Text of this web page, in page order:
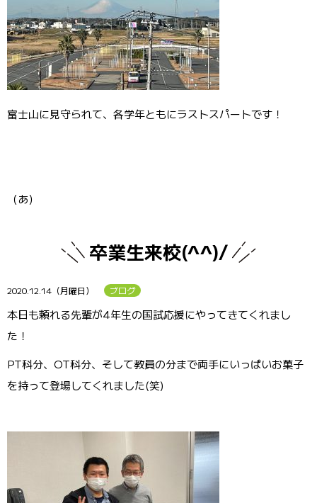
富士山に見守られて、各学年ともにラストスパートです！
（あ）
卒業生来校(^^)/
2020.12.14（月曜日） ブログ
本日も頼れる先輩が4年生の国試応援にやってきてくれまし
た！
PT科分、OT科分、そして教員の分まで両手にいっぱいお菓子
を持って登場してくれました(笑)